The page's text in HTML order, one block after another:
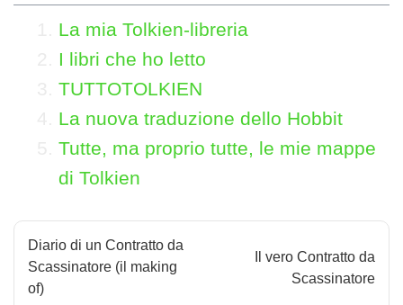
La mia Tolkien-libreria
I libri che ho letto
TUTTOTOLKIEN
La nuova traduzione dello Hobbit
Tutte, ma proprio tutte, le mie mappe
di Tolkien
N
a
Diario di un Contratto da
Scassinatore (il making
of)
Il vero Contratto da
Scassinatore